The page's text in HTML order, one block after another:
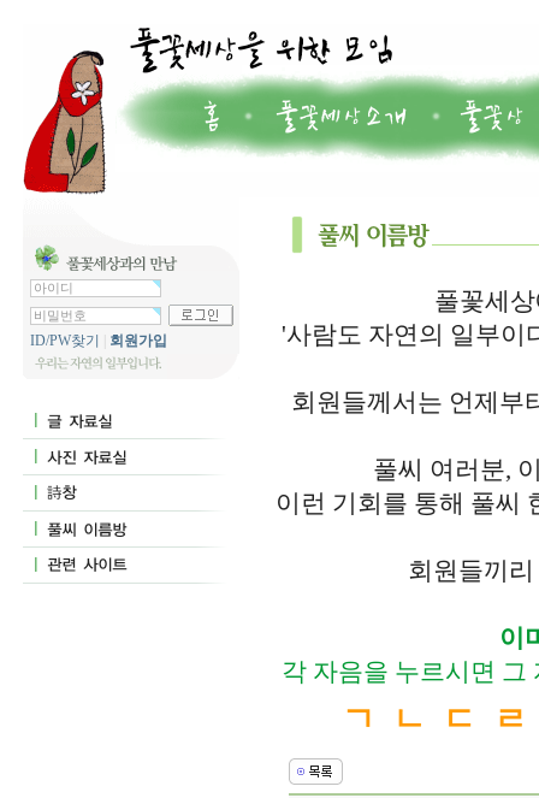
ID/PW찾기 회원가입
풀꽃세
'사람도 자연의 일부이
회원들께서는 언제부
풀씨 여러분,
이런 기회를 통해 풀씨
회원들끼
이
각 자음을 누르시면 그
ㄱ ㄴ ㄷ ㄹ